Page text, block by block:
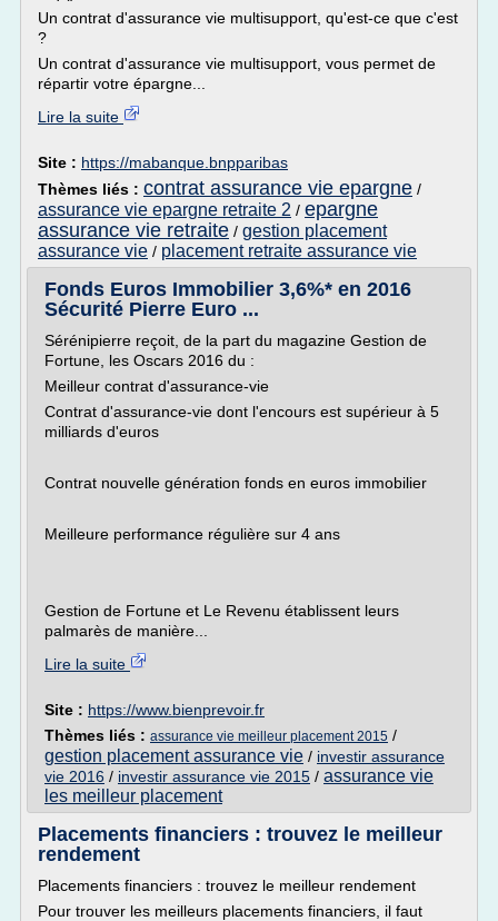
Un contrat d'assurance vie multisupport, qu'est-ce que c'est
?
Un contrat d'assurance vie multisupport, vous permet de
répartir votre épargne...
Lire la suite
Site : https://mabanque.bnpparibas
Thèmes liés : contrat assurance vie epargne /
assurance vie epargne retraite 2 / epargne
assurance vie retraite / gestion placement
assurance vie / placement retraite assurance vie
Fonds Euros Immobilier 3,6%* en 2016
Sécurité Pierre Euro ...
Sérénipierre reçoit, de la part du magazine Gestion de
Fortune, les Oscars 2016 du :
Meilleur contrat d'assurance-vie
Contrat d'assurance-vie dont l'encours est supérieur à 5
milliards d'euros
Contrat nouvelle génération fonds en euros immobilier
Meilleure performance régulière sur 4 ans
Gestion de Fortune et Le Revenu établissent leurs
palmarès de manière...
Lire la suite
Site : https://www.bienprevoir.fr
Thèmes liés : assurance vie meilleur placement 2015 /
gestion placement assurance vie / investir assurance
vie 2016 / investir assurance vie 2015 / assurance vie
les meilleur placement
Placements financiers : trouvez le meilleur
rendement
Placements financiers : trouvez le meilleur rendement
Pour trouver les meilleurs placements financiers, il faut